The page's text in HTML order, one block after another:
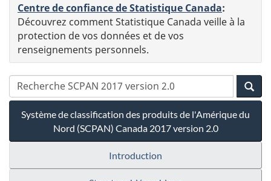
Centre de confiance de Statistique Canada:
Découvrez comment Statistique Canada veille à la
protection de vos données et de vos
renseignements personnels.
Système de classification des produits de l'Amérique du
Nord (SCPAN) Canada 2017 version 2.0
Introduction